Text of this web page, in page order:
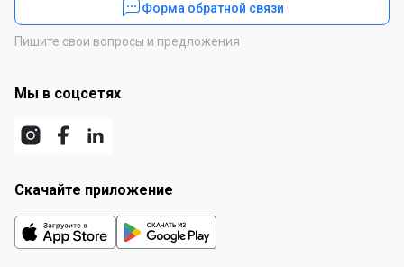
Форма обратной связи
Пишите свои вопросы и предложения
Мы в соцсетях
Скачайте приложение